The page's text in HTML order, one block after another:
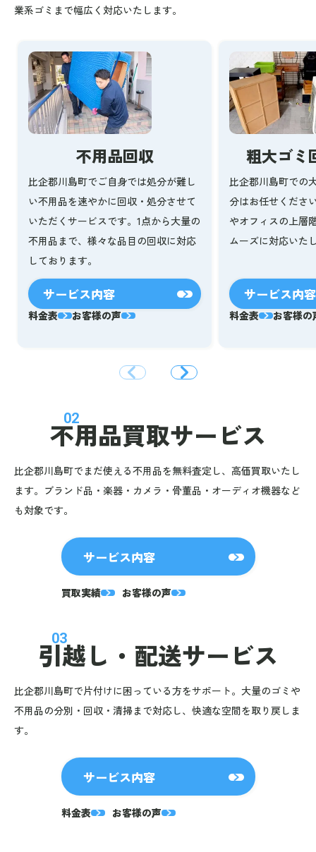
業系ゴミまで幅広く対応いたします。
不用品回収
比企郡川島町でご自身では処分が難し
い不用品を速やかに回収・処分させて
いただくサービスです。1点から大量の
不用品まで、様々な品目の回収に対応
しております。
サービス内容
料金表 お客様の声
粗大ゴミ
比企郡川島町での
分はお任せくださ
やオフィスの上層
ムーズに対応いた
サービス内容
料金表 お客様の
02
不用品買取サービス
比企郡川島町でまだ使える不用品を無料査定し、高価買取いたし
ます。ブランド品・楽器・カメラ・骨董品・オーディオ機器など
も対象です。
サービス内容
買取実績 お客様の声
03
引越し・ 配送サービス
比企郡川島町で片付けに困っている方をサポート。大量のゴミや
不用品の分別・回収・清掃まで対応し、快適な空間を取り戻しま
す。
サービス内容
料金表 お客様の声